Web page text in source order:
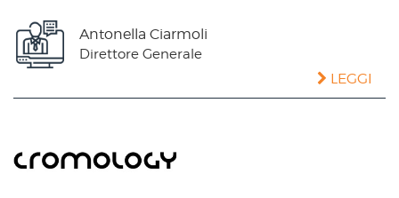
Antonella Ciarmoli
Direttore Generale
LEGGI